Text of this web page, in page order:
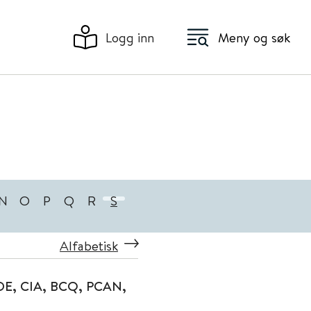
Logg inn Meny og søk
O P Q R S
Alfabetisk
CIA, BCQ, PCAN,